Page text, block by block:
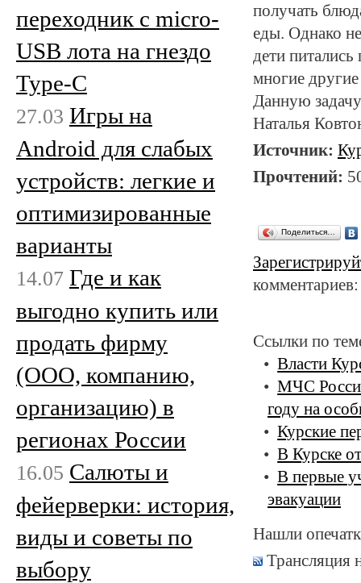
получать
еды. Однако
дети
многие
Данную
Наталья
Источник:
Прочтений:
Поделиться…
Ссылки по
Власти
МЧС
году на
Курские
В Курске
В первые
эвакуации
Нашли
Трансляция
переходник с micro-
USB лота на гнездо
Type-C
27.03 Игры на
Android для слабых
устройств: легкие и
оптимизированные
варианты
14.07 Где и как
выгодно купить или
продать фирму
(ООО, компанию,
организацию) в
регионах России
16.05 Салюты и
фейерверки: история,
виды и советы по
выбору